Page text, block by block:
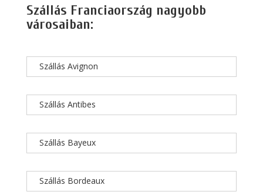
Szállás Franciaország nagyobb
városaiban:
Szállás Avignon
Szállás Antibes
Szállás Bayeux
Szállás Bordeaux